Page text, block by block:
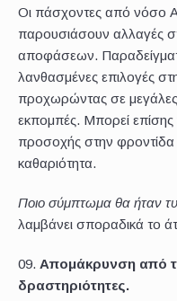
Οι πάσχοντες από νόσο
παρουσιάσουν αλλαγές
αποφάσεων.
λανθασμένες επιλογές
προχωρώντας σε
εκπομπές. Μπορεί
προσοχής στην φροντίδα
καθαριότητα.
Ποιο σύμπτωμα θα ήταν
λαμβάνει σποραδικά το
Απομάκρυνση από
δραστηριότητες.